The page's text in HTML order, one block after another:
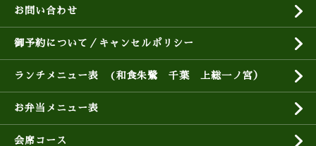
お問い合わせ
御予約について／キャンセルポリシー
ランチメニュー表 (和食朱鷺 千葉 上総一ノ宮）
お弁当メニュー表
会席コース